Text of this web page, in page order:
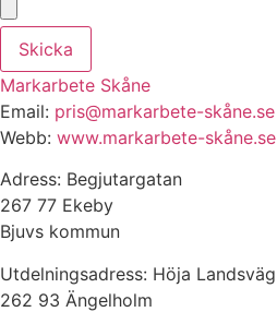
Skicka
Markarbete Skåne
Email: pris@markarbete-skåne.se
Webb: www.markarbete-skåne.se
Adress: Begjutargatan
267 77 Ekeby
Bjuvs kommun
Utdelningsadress: Höja Landsväg
262 93 Ängelholm